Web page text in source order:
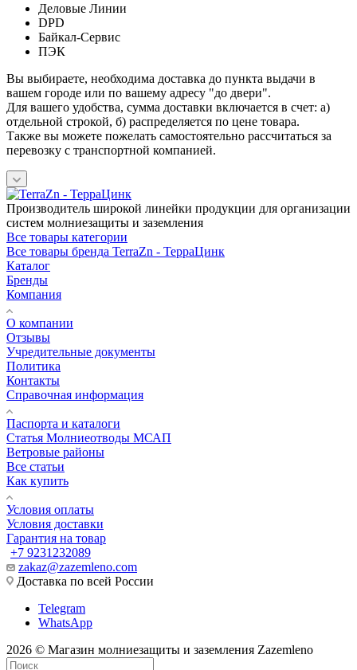
Деловые Линии
DPD
Байкал-Сервис
ПЭК
Вы выбираете, необходима доставка до пункта выдачи в
вашем городе или по вашему адресу "до двери".
Для вашего удобства, сумма доставки включается в счет: а)
отдельной строкой, б) распределяется по цене товара.
Также вы можете пожелать самостоятельно рассчитаться за
перевозку с транспортной компанией.
Производитель широкой линейки продукции для организации
систем молниезащиты и заземления
Все товары категории
Все товары бренда TerraZn - ТерраЦинк
Каталог
Бренды
Компания
О компании
Отзывы
Учредительные документы
Политика
Контакты
Справочная информация
Паспорта и каталоги
Статья Молниеотводы МСАП
Ветровые районы
Все статьи
Как купить
Условия оплаты
Условия доставки
Гарантия на товар
+7 9231232089
zakaz@zazemleno.com
Доставка по всей России
Telegram
WhatsApp
2026 © Магазин молниезащиты и заземления Zazemleno